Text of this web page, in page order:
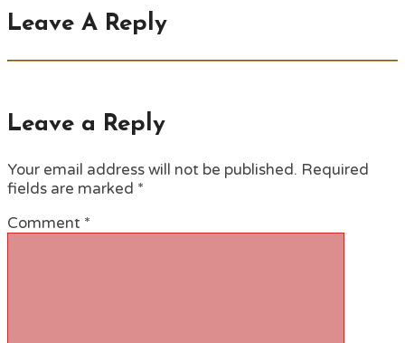
Leave A Reply
Leave a Reply
Your email address will not be published. Required
fields are marked *
Comment *